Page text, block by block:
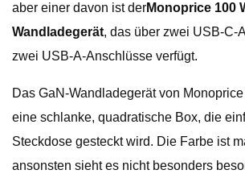
aber einer davon ist derMonoprice 100
Wandladegerät, das über zwei USB-C-
zwei USB-A-Anschlüsse verfügt.
Das GaN-Wandladegerät von
eine schlanke, quadratische Box, die
Steckdose gesteckt wird. Die Farbe ist
ansonsten sieht es nicht besonders